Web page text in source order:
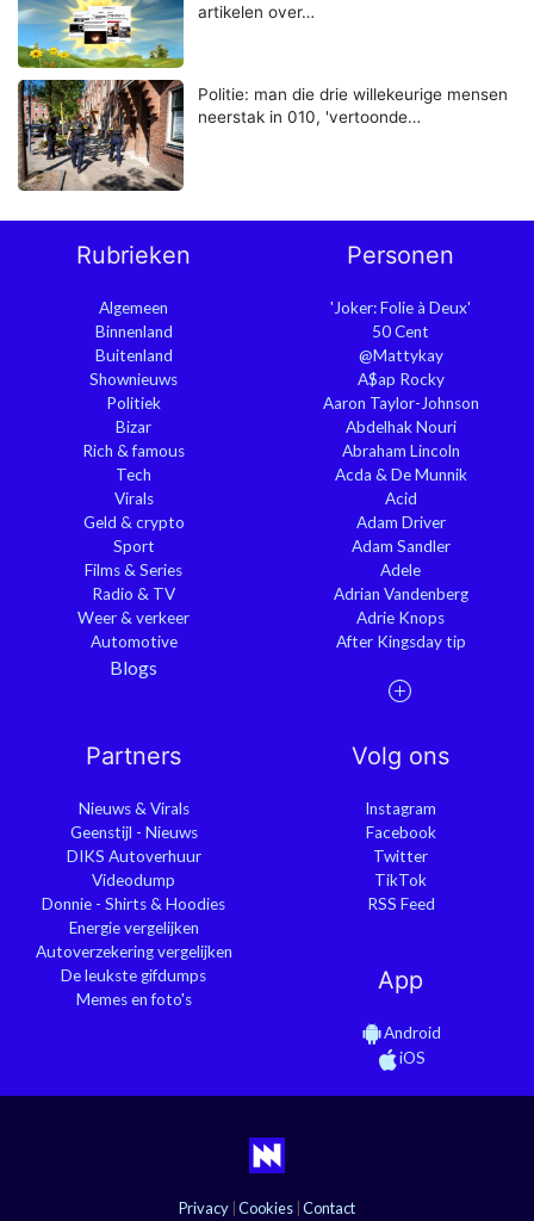
artikelen over…
Politie: man die drie willekeurige mensen
neerstak in 010, 'vertoonde…
Rubrieken
Algemeen
Binnenland
Buitenland
Shownieuws
Politiek
Bizar
Rich & famous
Tech
Virals
Geld & crypto
Sport
Films & Series
Radio & TV
Weer & verkeer
Automotive
Blogs
Personen
'Joker: Folie à Deux'
50 Cent
@Mattykay
A$ap Rocky
Aaron Taylor-Johnson
Abdelhak Nouri
Abraham Lincoln
Acda & De Munnik
Acid
Adam Driver
Adam Sandler
Adele
Adrian Vandenberg
Adrie Knops
After Kingsday tip
Partners
Nieuws & Virals
Geenstijl - Nieuws
DIKS Autoverhuur
Videodump
Donnie - Shirts & Hoodies
Energie vergelijken
Autoverzekering vergelijken
De leukste gifdumps
Memes en foto's
Volg ons
Instagram
Facebook
Twitter
TikTok
RSS Feed
App
Android
iOS
Privacy Cookies Contact